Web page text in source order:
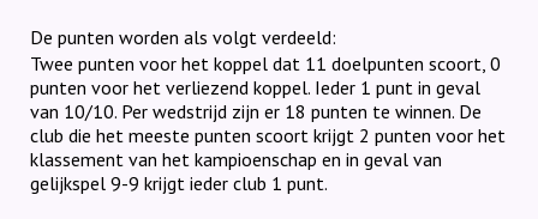
De punten worden als volgt verdeeld:
Twee punten voor het koppel dat 11 doelpunten scoort, 0
punten voor het verliezend koppel. Ieder 1 punt in geval
van 10/10. Per wedstrijd zijn er 18 punten te winnen. De
club die het meeste punten scoort krijgt 2 punten voor het
klassement van het kampioenschap en in geval van
gelijkspel 9-9 krijgt ieder club 1 punt.